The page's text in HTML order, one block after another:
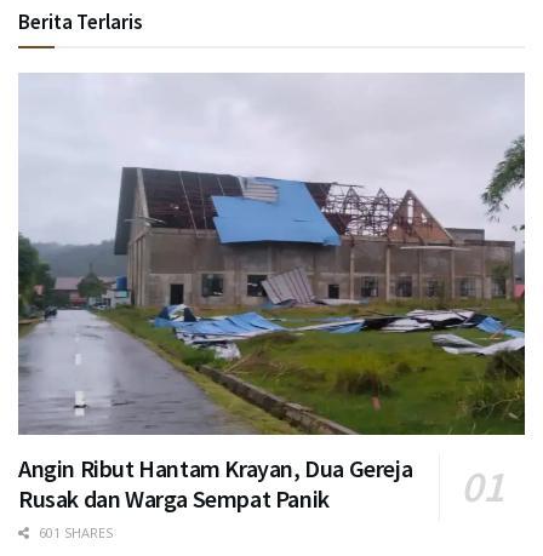
Berita Terlaris
Angin Ribut Hantam Krayan, Dua Gereja
Rusak dan Warga Sempat Panik
601 SHARES